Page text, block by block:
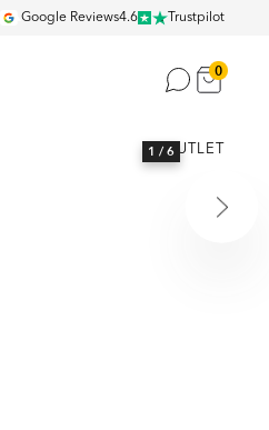
Google Reviews4.6 Trustpilot
0
OUTLET
1 / 6